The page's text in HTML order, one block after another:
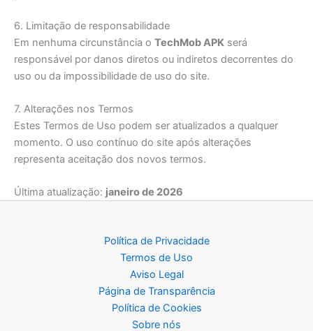
6. Limitação de responsabilidade
Em nenhuma circunstância o TechMob APK será
responsável por danos diretos ou indiretos decorrentes do
uso ou da impossibilidade de uso do site.
7. Alterações nos Termos
Estes Termos de Uso podem ser atualizados a qualquer
momento. O uso contínuo do site após alterações
representa aceitação dos novos termos.
Última atualização: janeiro de 2026
Política de Privacidade
Termos de Uso
Aviso Legal
Página de Transparência
Política de Cookies
Sobre nós